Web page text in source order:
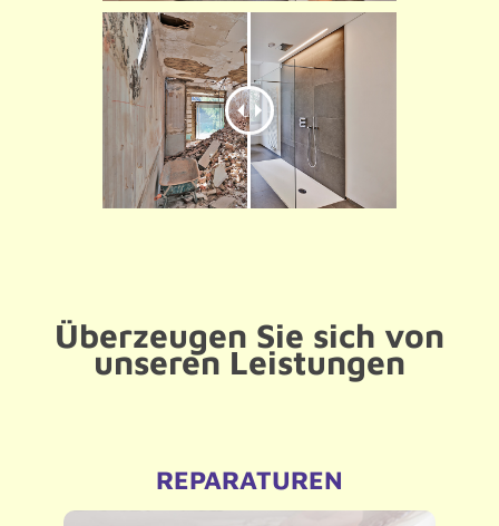
Überzeugen Sie sich von
unseren Leistungen
REPARATUREN